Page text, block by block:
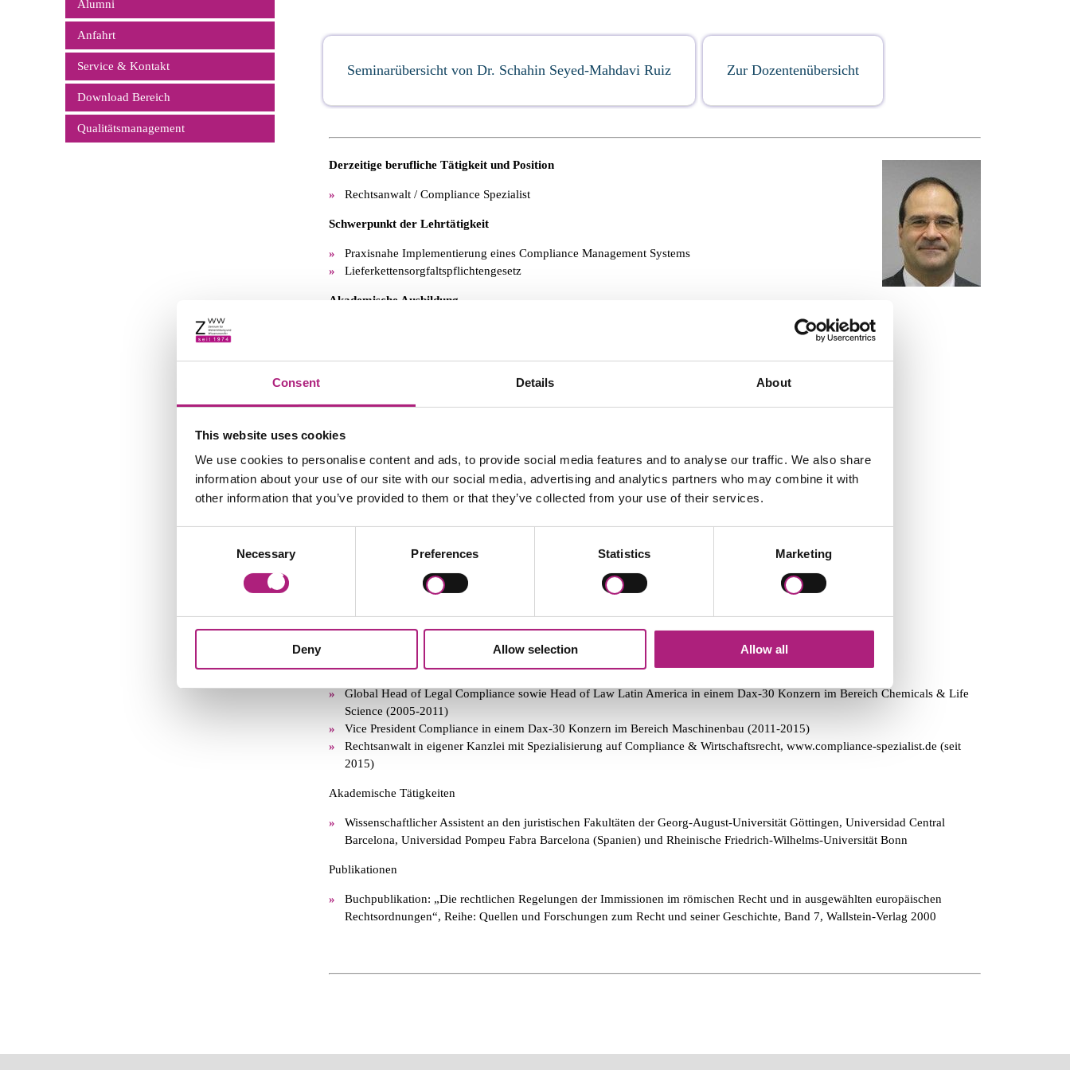
Consent Details About
This website uses cookies
We use cookies to personalise content and ads, to provide social media features and to analyse our traffic. We also share
information about your use of our site with our social media, advertising and analytics partners who may combine it with
other information that you’ve provided to them or that they’ve collected from your use of their services.
Necessary Preferences Statistics Marketing
Deny Allow selection Allow all
Seminarübersicht von Dr. Schahin Seyed-Mahdavi Ruiz Zur Dozentenübersicht
Derzeitige berufliche Tätigkeit und Position
Rechtsanwalt / Compliance Spezialist
Schwerpunkt der Lehrtätigkeit
Praxisnahe Implementierung eines Compliance Management Systems
Lieferkettensorgfaltspflichtengesetz
Akademische Ausbildung
Promotion
Ausbildung zum Compliance Officer
Geschäftspartner-Compliance-Prüfung
Kartellrecht aus Compliance-Sicht
Praxiserfahrung
Global Head of Legal Compliance sowie Head of Law Latin America in einem Dax-30 Konzern im Bereich Chemicals & Life
Science (2005-2011)
Vice President Compliance in einem Dax-30 Konzern im Bereich Maschinenbau (2011-2015)
Rechtsanwalt in eigener Kanzlei mit Spezialisierung auf Compliance & Wirtschaftsrecht, www.compliance-spezialist.de (seit
2015)
Akademische Tätigkeiten
Wissenschaftlicher Assistent an den juristischen Fakultäten der Georg-August-Universität Göttingen, Universidad Central
Barcelona, Universidad Pompeu Fabra Barcelona (Spanien) und Rheinische Friedrich-Wilhelms-Universität Bonn
Publikationen
Buchpublikation: „Die rechtlichen Regelungen der Immissionen im römischen Recht und in ausgewählten europäischen
Rechtsordnungen“, Reihe: Quellen und Forschungen zum Recht und seiner Geschichte, Band 7, Wallstein-Verlag 2000
Alumni
Anfahrt
Service & Kontakt
Download Bereich
Qualitätsmanagement